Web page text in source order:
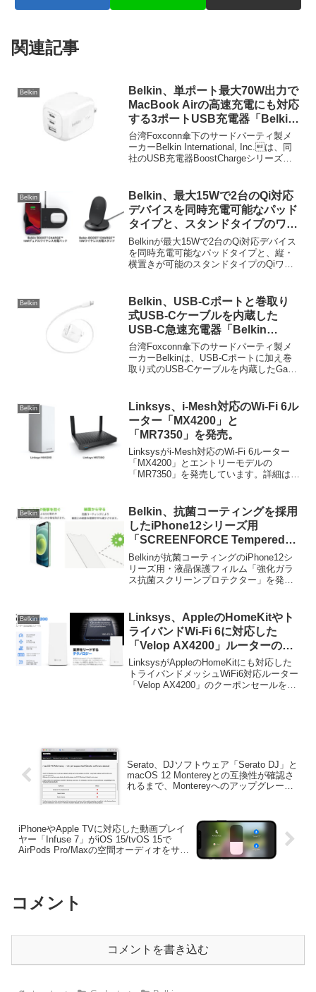
関連記事
Belkin
Belkin、単ポート最大70W出力で
MacBook Airの高速充電にも対応
する3ポートUSB充電器「Belkin
BoostCharge Pro 3ポートGaN充
電器 70W」を発売。
台湾Foxconn傘下のサードパーティ製メ
ーカーBelkin International, Inc.は、同
社のUSB充電器BoostChargeシリーズか
ポートUSB充電器「Belkin BoostCharge
Pro 3ポートGaN充電器70W
(SKU:WCH018)」を発売しています。
Belkin
Belkin、最大15Wで2台のQi対応
デバイスを同時充電可能なパッド
タイプと、スタンドタイプのワイ
ヤレス充電器
「BOOST↑CHARGE™ 15Wデュ
アルワイヤレス充電パッド/スタ
Belkinが最大15Wで2台のQi対応デバイス
を同時充電可能なパッドタイプと、縦・
横置きが可能のスタンドタイプのQiワイ
ド」を発売しています。詳細は以下か...
Belkin
Belkin、USB-Cポートと巻取り
式USB-Cケーブルを内蔵した
USB-C急速充電器「Belkin
UltraCharge 巻取り式ケーブル付
きGaNウォールチャージャー
67W」を発売。
台湾Foxconn傘下のサードパーティ製メ
ーカーBelkinは、USB-Cポートに加え巻
取り式のUSB-Cケーブルを内蔵したGaN
ジャー 67W (WCH022qcWH) (以下、
Belkin 巻取り式ケーブル付き充電器)」を
新たに発売しています。
Belkin
Linksys、i-Mesh対応のWi-Fi 6ル
ーター「MX4200」と
「MR7350」を発売。
Linksysがi-Mesh対応のWi-Fi 6ルーター
「MX4200」とエントリーモデルの
「MR7350」を発売しています。詳細は以
Belkin
Belkin、抗菌コーティングを採用
したiPhone12シリーズ用
「SCREENFORCE Tempered
Glass強化ガラス抗菌スクリーン
プロテクター」などを発売。
Belkinが抗菌コーティングのiPhone12シ
リーズ用・液晶保護フィルム「強化ガラ
ス抗菌スクリーンプロテクター」を発売
Belkin
Linksys、AppleのHomeKitやト
ライバンドWi-Fi 6に対応した
「Velop AX4200」ルーターのク
ーポンセールを開催。
LinksysがAppleのHomeKitにも対応した
トライバンドメッシュWiFi6対応ルーター
「Velop AX4200」のクーポンセールを開
Serato、DJソフトウェア「Serato DJ」と
macOS 12 Montereyとの互換性が確認さ
れるまで、Montereyへのアップグレード
iPhoneやApple TVに対応した動画プレイ
ヤー「Infuse 7」がiOS 15/tvOS 15で
AirPods Pro/Maxの空間オーディオをサポ
コメント
コメントを書き込む